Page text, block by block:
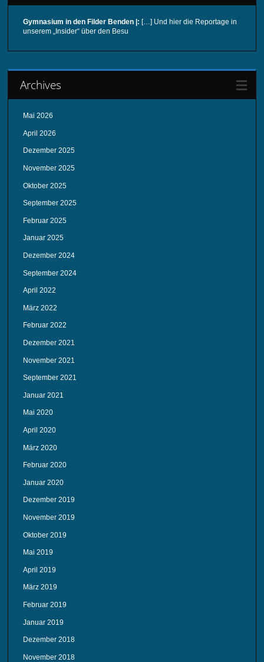
Gymnasium in den Filder Benden |: […] Und hier die Reportage in
unserem „Insider“ über den Besu
Archives
Mai 2026
April 2026
Dezember 2025
November 2025
Oktober 2025
September 2025
Februar 2025
Januar 2025
Dezember 2024
September 2024
April 2022
März 2022
Februar 2022
Dezember 2021
November 2021
September 2021
Januar 2021
Mai 2020
April 2020
März 2020
Februar 2020
Januar 2020
Dezember 2019
November 2019
Oktober 2019
Mai 2019
April 2019
März 2019
Februar 2019
Januar 2019
Dezember 2018
November 2018